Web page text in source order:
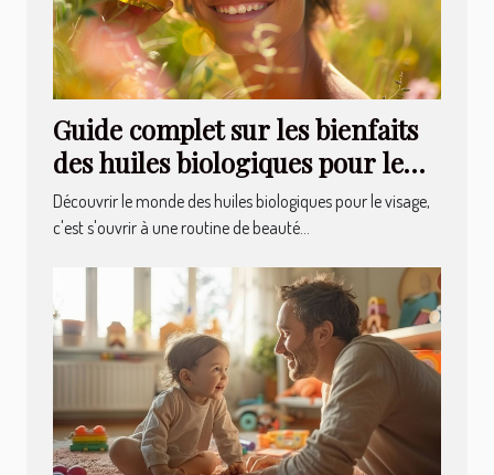
Guide complet sur les bienfaits
des huiles biologiques pour le
visage
Découvrir le monde des huiles biologiques pour le visage,
c'est s'ouvrir à une routine de beauté...